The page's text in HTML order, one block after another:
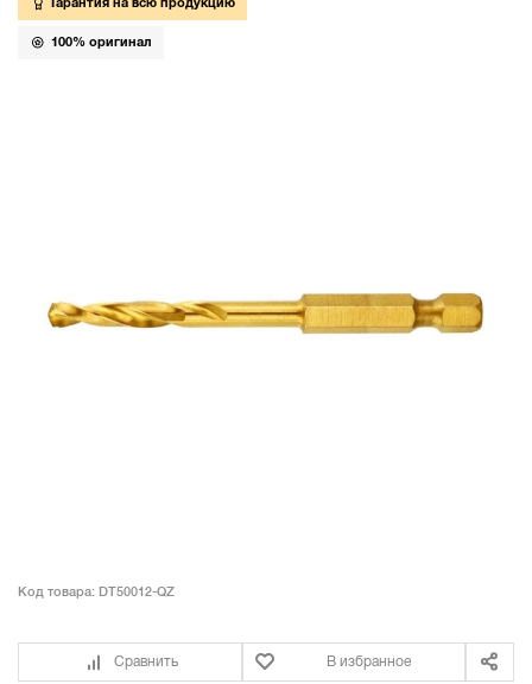
Гарантия на всю продукцию
100% оригинал
Код товара: DT50012-QZ
Сравнить В избранное